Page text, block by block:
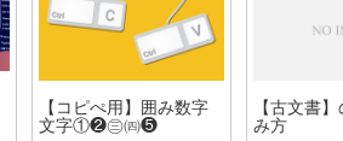
【コピぺ用】囲み数字
文字①❷㊂㈣❺
【古文書
み方